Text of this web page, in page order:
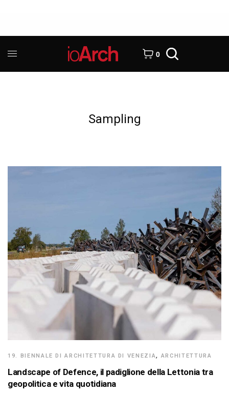
0
Sampling
19. BIENNALE DI ARCHITETTURA DI VENEZIA, ARCHITETTURA
Landscape of Defence, il padiglione della Lettonia tra
geopolitica e vita quotidiana